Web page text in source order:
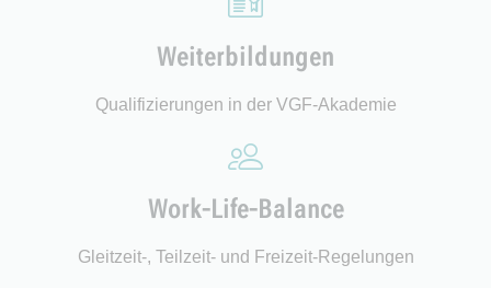
Weiterbildungen
Qualifizierungen in der VGF-Akademie
Work-Life-Balance
Gleitzeit-, Teilzeit- und Freizeit-Regelungen